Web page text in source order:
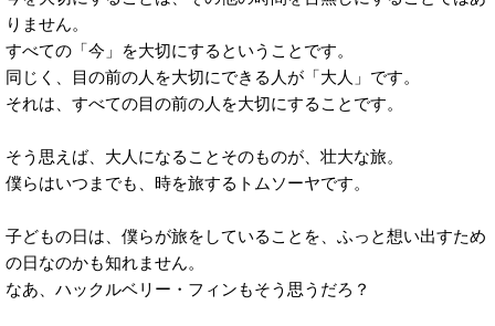
りません。
すべての「今」を大切にするということです。
同じく、目の前の人を大切にできる人が「大人」です。
それは、すべての目の前の人を大切にすることです。
そう思えば、大人になることそのものが、壮大な旅。
僕らはいつまでも、時を旅するトムソーヤです。
子どもの日は、僕らが旅をしていることを、ふっと想い出すため
の日なのかも知れません。
なあ、ハックルベリー・フィンもそう思うだろ？